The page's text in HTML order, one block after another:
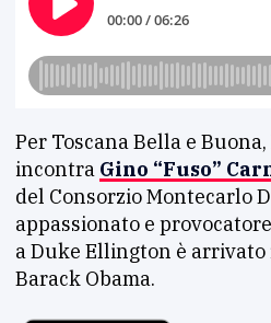
Per Toscana Bella e
incontra Gino “Fuso”
del Consorzio Montecarlo
appassionato e
a Duke Ellington è
Barack Obama.